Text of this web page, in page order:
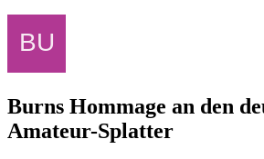
Burns Hommage an den
Amateur-Splatter